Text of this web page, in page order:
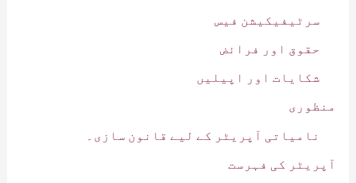
سرٹیفیکیشن فیس
حقوق اور فرائض
شکایات اور اپیلیں
منظوری
نامیاتی آپریٹر کے لیے قانون سازی۔
آپریٹر کی فہرست